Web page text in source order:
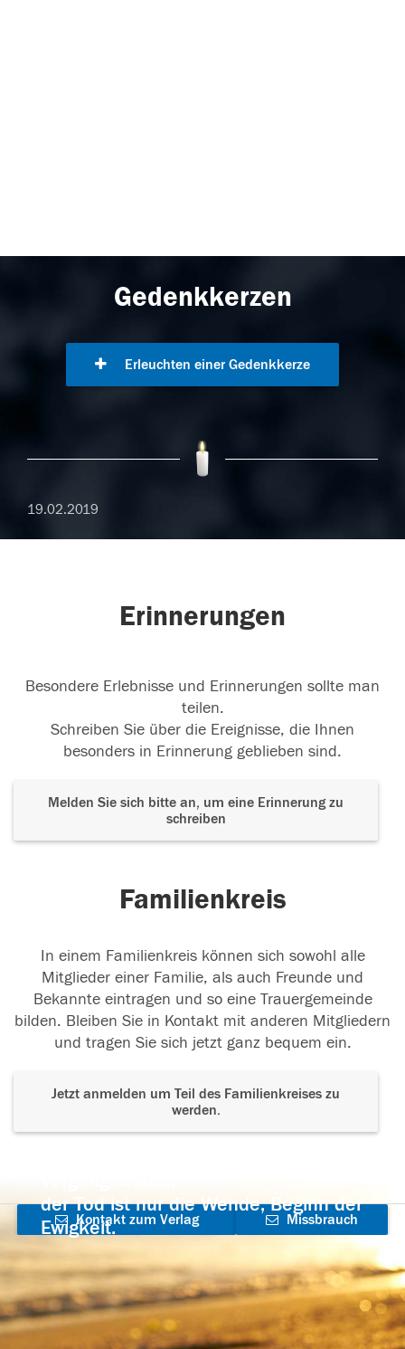
Gedenkkerzen
Erleuchten einer Gedenkkerze
19.02.2019
Erinnerungen
Besondere Erlebnisse und Erinnerungen sollte man
teilen.
Schreiben Sie über die Ereignisse, die Ihnen
besonders in Erinnerung geblieben sind.
Melden Sie sich bitte an, um eine Erinnerung zu
schreiben
Familienkreis
In einem Familienkreis können sich sowohl alle
Mitglieder einer Familie, als auch Freunde und
Bekannte eintragen und so eine Trauergemeinde
bilden. Bleiben Sie in Kontakt mit anderen Mitgliedern
und tragen Sie sich jetzt ganz bequem ein.
Jetzt anmelden um Teil des Familienkreises zu
werden.
der Tod ist nur die Wende, Beginn der
Ewigkeit.
Kontakt zum Verlag
aufnehmen
Missbrauch